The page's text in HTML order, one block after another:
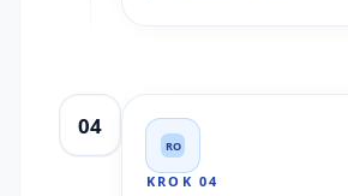
04
RO
KROK 04